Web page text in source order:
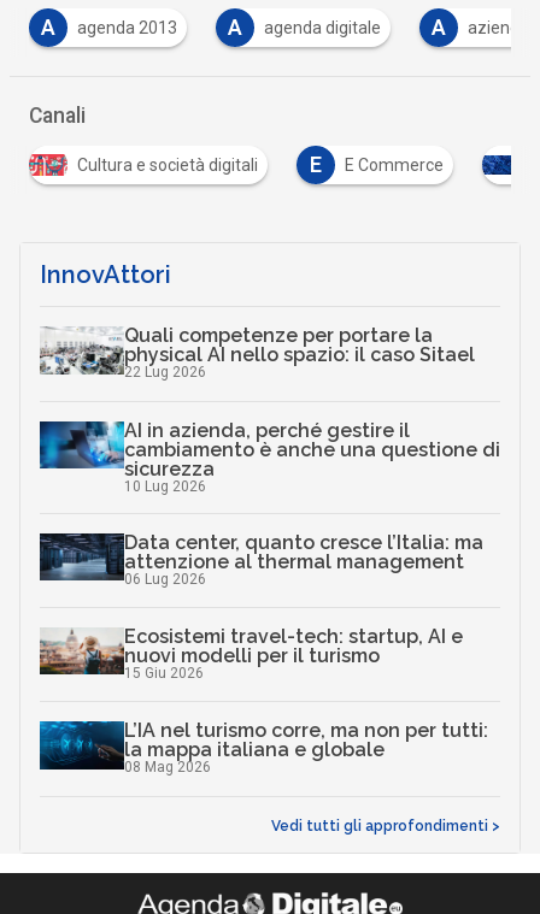
A agenda digitale A aziende cloud
Canali
E E Commerce Infrastrutture digitali
InnovAttori
Quali competenze per portare la
physical AI nello spazio: il caso Sitael
22 Lug 2026
AI in azienda, perché gestire il
cambiamento è anche una questione di
sicurezza
10 Lug 2026
Data center, quanto cresce l’Italia: ma
attenzione al thermal management
06 Lug 2026
Ecosistemi travel-tech: startup, AI e
nuovi modelli per il turismo
15 Giu 2026
L’IA nel turismo corre, ma non per tutti:
la mappa italiana e globale
08 Mag 2026
Vedi tutti gli approfondimenti >